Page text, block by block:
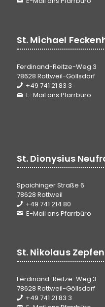
St. Michael
Ferdinand-Reitze-Weg 3
78628 Rottweil-Göllsdorf
+49 741 21 83 3
E-Mail ans Pfarrbüro
St. Dionysius
Spaichinger Straße 6
78628 Rottweil
+49 741 214 80
E-Mail ans Pfarrbüro
St. Nikolaus
Ferdinand-Reitze-Weg 3
78628 Rottweil-Göllsdorf
+49 741 21 83 3